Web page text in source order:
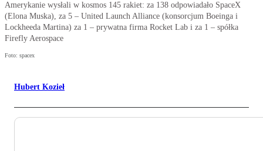
Amerykanie wysłali w kosmos 145 rakiet: za 138 odpowiadało SpaceX
(Elona Muska), za 5 – United Launch Alliance (konsorcjum Boeinga i
Lockheeda Martina) za 1 – prywatna firma Rocket Lab i za 1 – spółka
Firefly Aerospace
Foto: spacex
Hubert Kozieł